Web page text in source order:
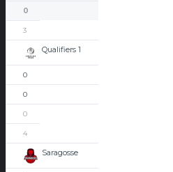
0
3
Qualifiers 1
0
0
0
4
Saragosse